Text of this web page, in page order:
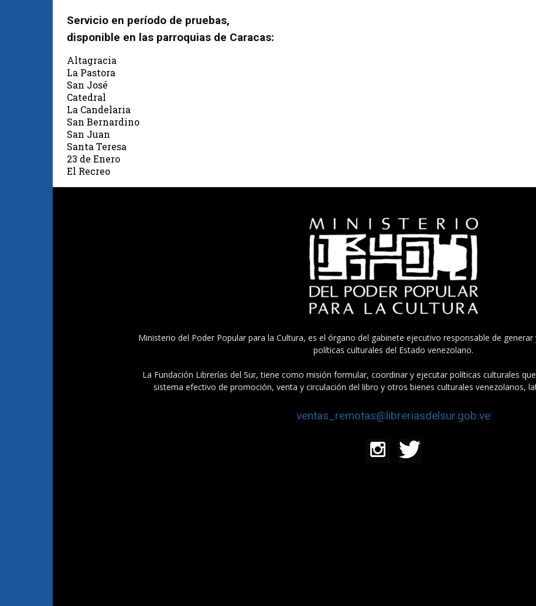
Servicio en período de pruebas,
disponible en las parroquias de Caracas:
Altagracia
La Pastora
San José
Catedral
La Candelaria
San Bernardino
San Juan
Santa Teresa
23 de Enero
El Recreo
Ministerio del Poder Popular para la Cultura, es el órgano del gabinete ejecutivo responsable de
políticas culturales del Estado venezolano.
La Fundación Librerías del Sur, tiene como misión formular, coordinar y ejecutar políticas culturales
sistema efectivo de promoción, venta y circulación del libro y otros bienes culturales venezolanos,
ventas_remotas@libreriasdelsur.gob.ve